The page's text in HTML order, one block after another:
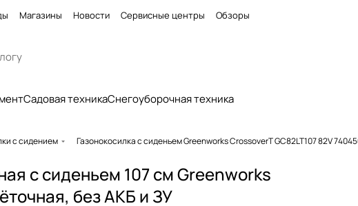
Магазины Новости Сервисные центры Обзоры
Садовая техникаСнегоуборочная техника
с сидением Газонокосилка с сиденьем Greenworks CrossoverT GC82LT107 82V
с сиденьем 107 см Greenworks
без АКБ и ЗУ